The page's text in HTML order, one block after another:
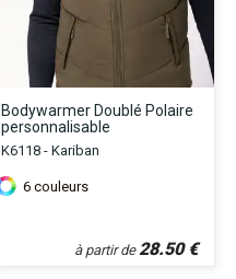
Bodywarmer Doublé Polaire
personnalisable
K6118 - Kariban
6 couleurs
à partir de28.50€